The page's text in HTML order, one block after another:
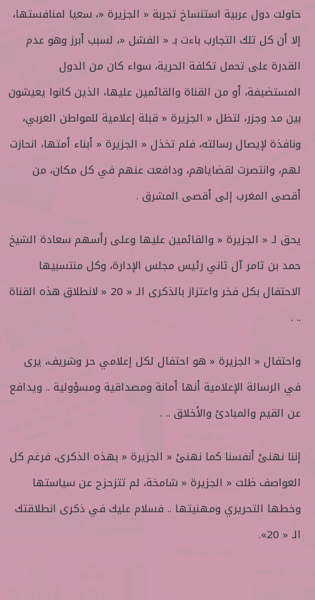
حاولت دول عربية استنساخ تجربة « الجزيرة «، سعيا لمنافستها،
إلا أن كل تلك التجارب باءت بـ « الفشل «، لسبب أبرز وهو عدم
القدرة على تحمل تكلفة الحرية، سواء كان من الدول
المستضيفة، أو من القناة والقائمين عليها، الذين كانوا يعيشون
بين مد وجزر، لتظل « الجزيرة « قبلة إعلامية للمواطن العربي،
ونافذة لإيصال رسالته، فلم تخذل « الجزيرة « أبناء أمتها، انحازت
لهم، وانتصرت لقضاياهم، ودافعت عنهم في كل مكان، من
أقصى المغرب إلى أقصى المشرق .
يحق لـ « الجزيرة « والقائمين عليها وعلى رأسهم سعادة الشيخ
حمد بن ثامر آل ثاني رئيس مجلس الإدارة، وكل منتسبيها
الاحتفال بكل فخر واعتزاز بالذكرى الـ « 20 « لانطلاق هذه القناة
.. .
واحتفال « الجزيرة « هو احتفال لكل إعلامي حر وشريف، يرى
في الرسالة الإعلامية أنها أمانة ومصداقية ومسؤولية .. ويدافع
عن القيم والمبادئ والأخلاق .. .
إننا نهنئ أنفسنا كما نهنئ « الجزيرة « بهذه الذكرى، فرغم كل
العواصف ظلت « الجزيرة « شامخة، لم تتزحزح عن سياستها
وخطها التحريري ومهنيتها .. فسلام عليك في ذكرى انطلاقتك
الـ « 20».